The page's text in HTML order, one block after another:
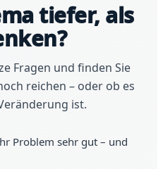
tiefer, als
Fragen und finden Sie
reichen – oder ob es
ist.
Problem sehr gut – und